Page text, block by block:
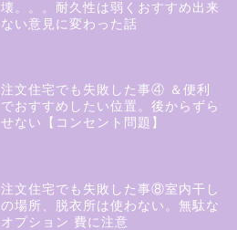
壊。。。耐久性は弱くおすすめ出来
ない意見に変わった話
注文住宅でも失敗した事④ ＆便利
でおすすめしたい位置。後からずら
せない【コンセント問題】
注文住宅でも失敗した事⑧室内干し
の場所、脱衣所は使わない。無駄な
オプション 費に注意